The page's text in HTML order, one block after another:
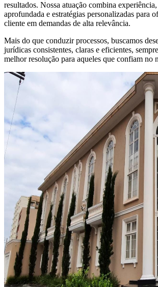
resultados. Nossa atuação combina
aprofundada e estratégias personalizadas para
cliente em demandas de alta relevância.
Mais do que conduzir processos, buscamos
jurídicas consistentes, claras e eficientes,
melhor resolução para aqueles que confiam no